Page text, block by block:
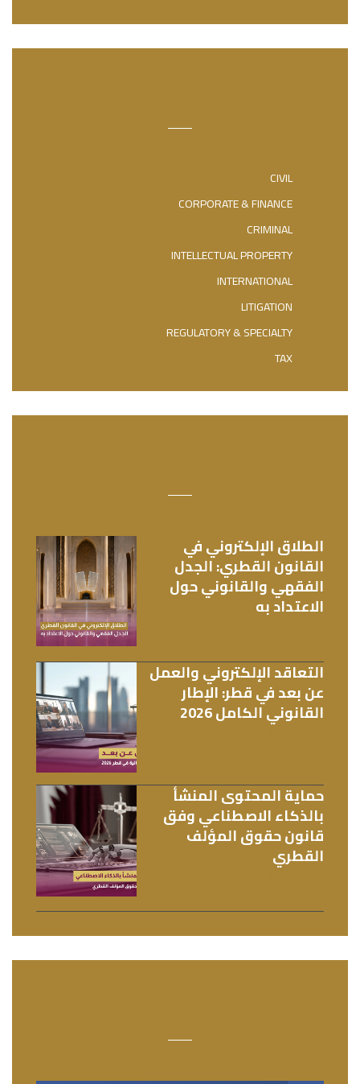
CIVIL
CORPORATE & FINANCE
CRIMINAL
INTELLECTUAL PROPERTY
INTERNATIONAL
LITIGATION
REGULATORY & SPECIALTY
TAX
الطلاق الإلكتروني في
القانون القطري: الجدل
الفقهي والقانوني حول
الاعتداد به
التعاقد الإلكتروني والعمل
عن بعد في قطر: الإطار
القانوني الكامل 2026
حماية المحتوى المنشأ
بالذكاء الاصطناعي وفق
قانون حقوق المؤلف
القطري